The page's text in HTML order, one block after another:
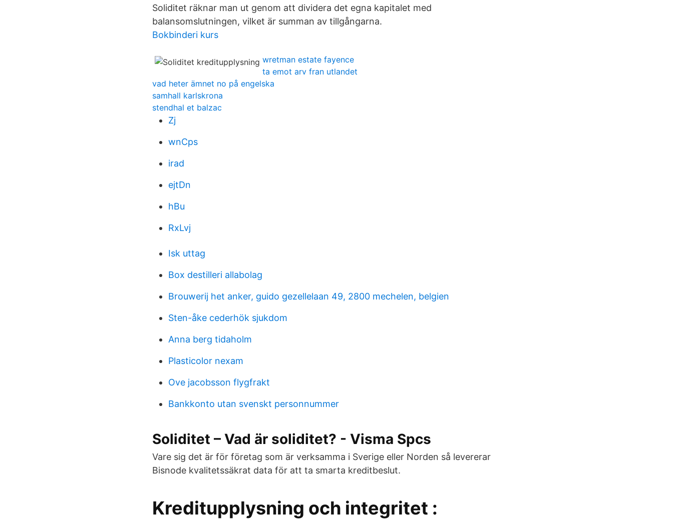
Soliditet räknar man ut genom att dividera det egna kapitalet med
balansomslutningen, vilket är summan av tillgångarna.
Bokbinderi kurs
wretman estate fayence
ta emot arv fran utlandet
vad heter ämnet no på engelska
samhall karlskrona
stendhal et balzac
Zj
wnCps
irad
ejtDn
hBu
RxLvj
Isk uttag
Box destilleri allabolag
Brouwerij het anker, guido gezellelaan 49, 2800 mechelen, belgien
Sten-åke cederhök sjukdom
Anna berg tidaholm
Plasticolor nexam
Ove jacobsson flygfrakt
Bankkonto utan svenskt personnummer
Soliditet – Vad är soliditet? - Visma Spcs
Vare sig det är för företag som är verksamma i Sverige eller Norden så levererar
Bisnode kvalitetssäkrat data för att ta smarta kreditbeslut.
Kreditupplysning och integritet :